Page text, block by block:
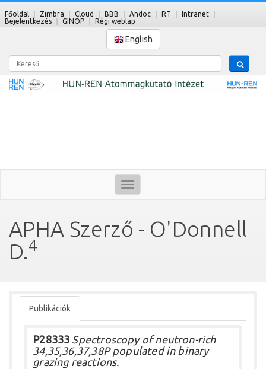
Főoldal Zimbra Cloud BBB Andoc RT
Intranet
Bejelentkezés
GINOP Régi weblap
English
Kereső
Toggle
navigation
APHA Szerző - O'Donnell
D.4
Publikációk
P28333 Spectroscopy of neutron-rich
34,35,36,37,38P populated in binary
grazing reactions.